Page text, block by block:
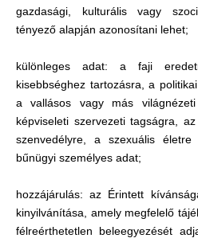
gazdasági, kulturális vagy
tényező alapján azonosítani lehet;
különleges adat: a faji
kisebbséghez tartozásra, a
a vallásos vagy más
képviseleti szervezeti tagságra,
szenvedélyre, a szexuális
bűnügyi személyes adat;
hozzájárulás: az Érintett
kinyilvánítása, amely megfelelő
félreérthetetlen beleegyezését